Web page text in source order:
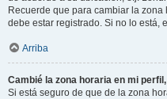
Recuerde que para cambiar la
debe estar registrado. Si no lo está,
Arriba
Cambié la zona horaria en mi
Si está seguro de que de la zona